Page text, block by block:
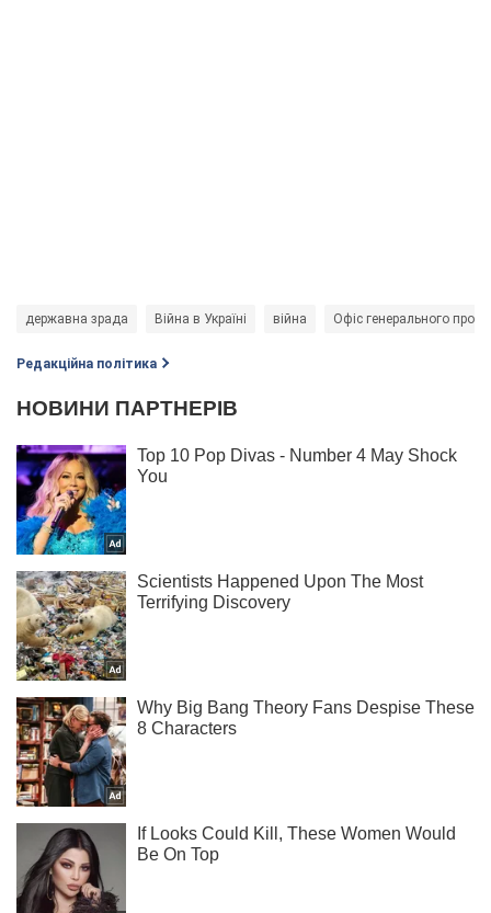
державна зрада Війна в Україні війна Офіс генерального
Редакційна політика